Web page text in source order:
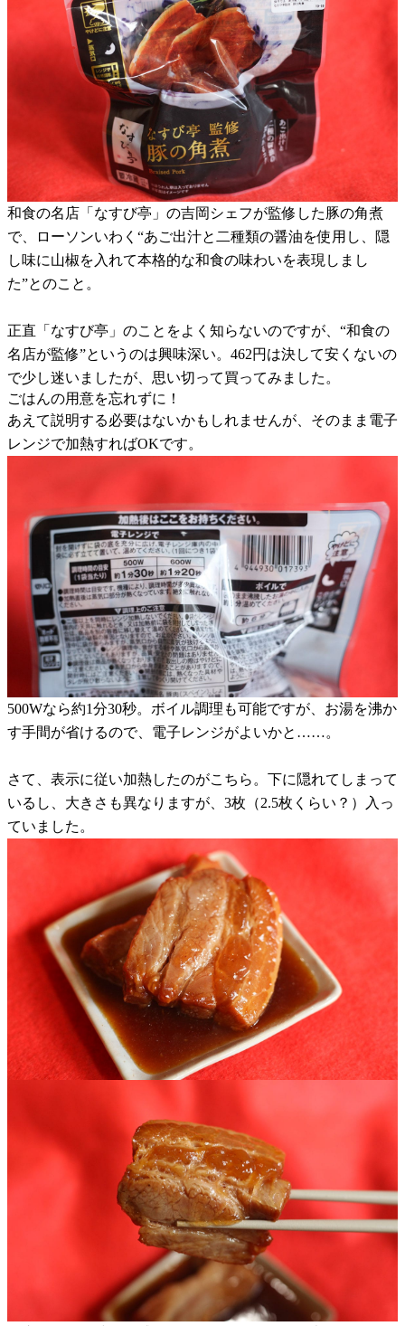
和食の名店「なすび亭」の吉岡シェフが監修した豚の角煮
で、ローソンいわく“あご出汁と二種類の醤油を使用し、隠
し味に山椒を入れて本格的な和食の味わいを表現しまし
た”とのこと。
正直「なすび亭」のことをよく知らないのですが、“和食の
名店が監修”というのは興味深い。462円は決して安くないの
で少し迷いましたが、思い切って買ってみました。
ごはんの用意を忘れずに！
あえて説明する必要はないかもしれませんが、そのまま電子
レンジで加熱すればOKです。
500Wなら約1分30秒。ボイル調理も可能ですが、お湯を沸か
す手間が省けるので、電子レンジがよいかと……。
さて、表示に従い加熱したのがこちら。下に隠れてしまって
いるし、大きさも異なりますが、3枚（2.5枚くらい？）入っ
ていました。